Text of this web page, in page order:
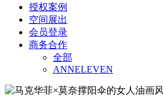
授权案例
空间展出
会员登录
商务合作
全部
ANNELEVEN